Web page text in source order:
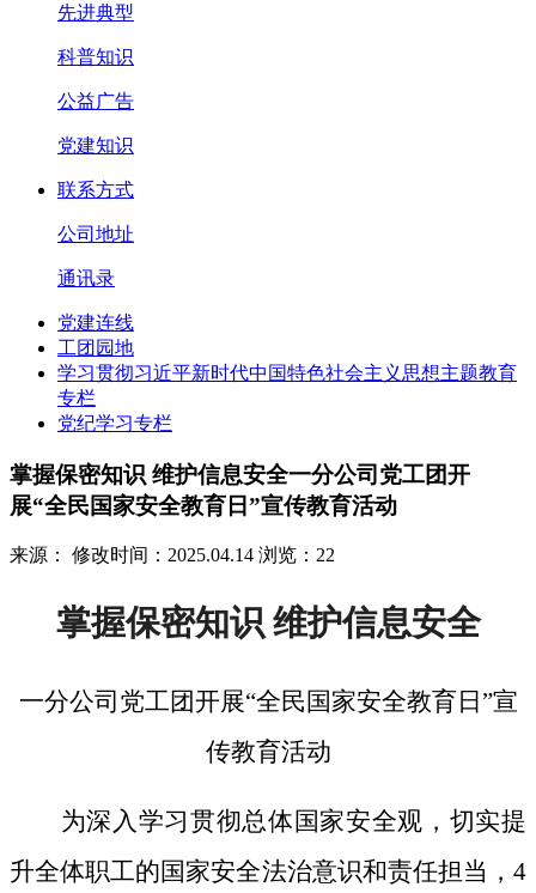
先进典型
科普知识
公益广告
党建知识
联系方式
公司地址
通讯录
党建连线
工团园地
学习贯彻习近平新时代中国特色社会主义思想主题教育
专栏
党纪学习专栏
掌握保密知识 维护信息安全一分公司党工团开
展“全民国家安全教育日”宣传教育活动
来源： 修改时间：2025.04.14 浏览：22
掌握保密知识 维护信息安全
一分公司党工团开展“全民国家安全教育日”宣
传教育活动
为深入学习贯彻总体国家安全观，切实提
升全体职工的国家安全法治意识和责任担当， 4